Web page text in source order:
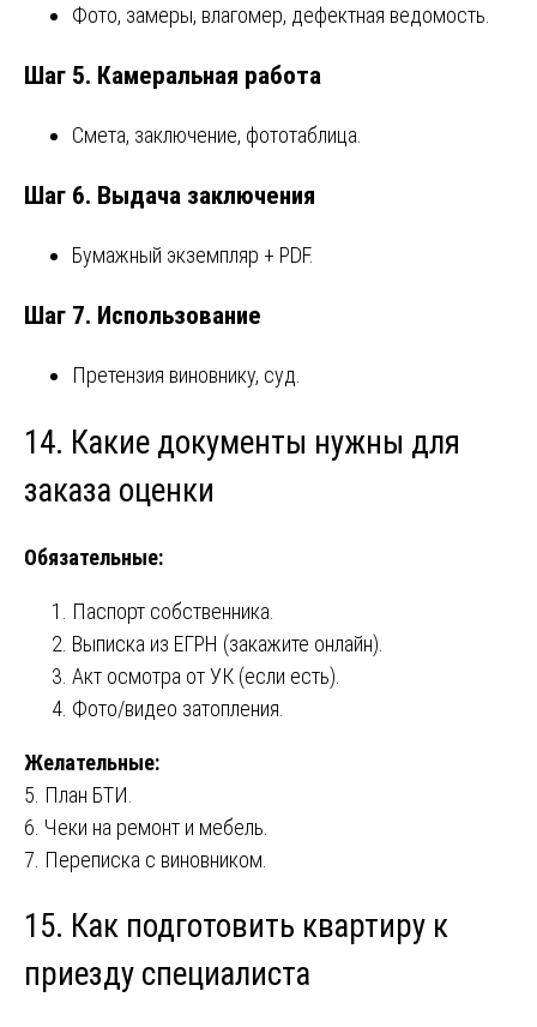
Фото, замеры, влагомер, дефектная ведомость.
Шаг 5. Камеральная работа
Смета, заключение, фототаблица.
Шаг 6. Выдача заключения
Бумажный экземпляр + PDF.
Шаг 7. Использование
Претензия виновнику, суд.
14. Какие документы нужны для
заказа оценки
Обязательные:
Паспорт собственника.
Выписка из ЕГРН (закажите онлайн).
Акт осмотра от УК (если есть).
Фото/видео затопления.
Желательные:
5. План БТИ.
6. Чеки на ремонт и мебель.
7. Переписка с виновником.
15. Как подготовить квартиру к
приезду специалиста